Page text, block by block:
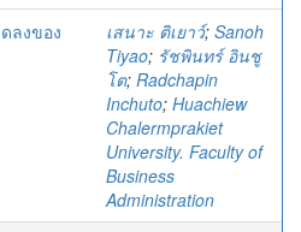
ลงของ
เสนาะ ติเยาว์; Sanoh
Tiyao; รัชพินทร์ อินชู
โต; Radchapin
Inchuto; Huachiew
Chalermprakiet
University. Faculty of
Business
Administration